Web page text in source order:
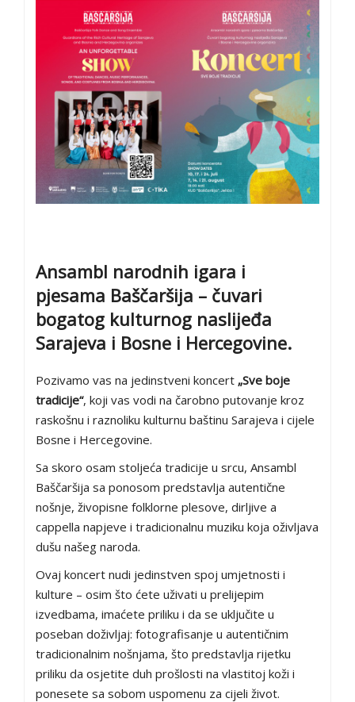
Ansambl narodnih igara i
pjesama Baščaršija – čuvari
bogatog kulturnog naslijeđa
Sarajeva i Bosne i Hercegovine.
Pozivamo vas na jedinstveni koncert „Sve boje
tradicije“, koji vas vodi na čarobno putovanje kroz
raskošnu i raznoliku kulturnu baštinu Sarajeva i cijele
Bosne i Hercegovine.
Sa skoro osam stoljeća tradicije u srcu, Ansambl
Baščaršija sa ponosom predstavlja autentične
nošnje, živopisne folklorne plesove, dirljive a
cappella napjeve i tradicionalnu muziku koja oživljava
dušu našeg naroda.
Ovaj koncert nudi jedinstven spoj umjetnosti i
kulture – osim što ćete uživati u prelijepim
izvedbama, imaćete priliku i da se uključite u
poseban doživljaj: fotografisanje u autentičnim
tradicionalnim nošnjama, što predstavlja rijetku
priliku da osjetite duh prošlosti na vlastitoj koži i
ponesete sa sobom uspomenu za cijeli život.